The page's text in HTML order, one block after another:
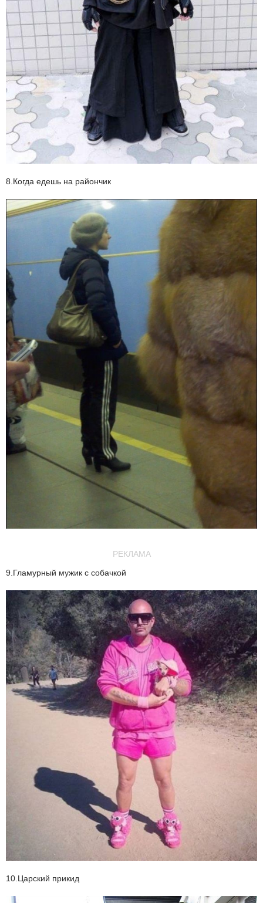
8.Когда едешь на райончик
РЕКЛАМА
9.Гламурный мужик с собачкой
10.Царский прикид